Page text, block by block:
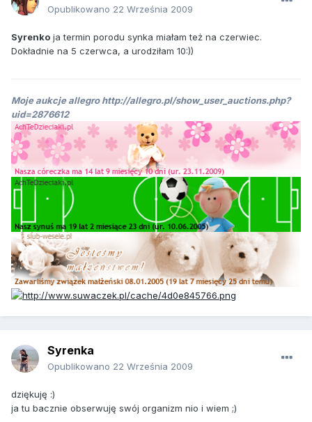
Opublikowano 22 Września 2009
Syrenko ja termin porodu synka miałam też na czerwiec.
Dokładnie na 5 czerwca, a urodziłam 10:))
Moje aukcje allegro http://allegro.pl/show_user_auctions.php?
uid=2876612
Syrenka
Opublikowano 22 Września 2009
dziękuję :)
ja tu bacznie obserwuję swój organizm nio i wiem ;)